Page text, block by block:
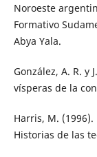
Noroeste
Formativo
Abya Yala.
González, A. R. y
vísperas de la
Harris, M.
Historias de las